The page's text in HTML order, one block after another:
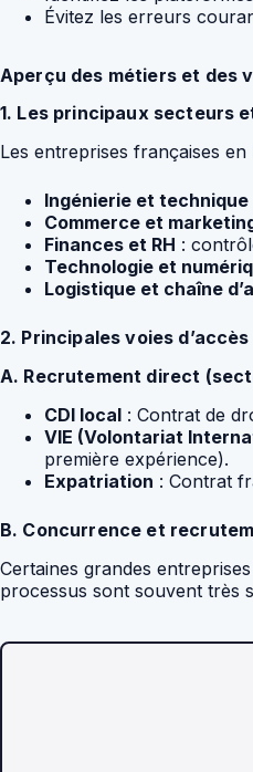
Évitez les erreurs
Aperçu des métiers et des
1. Les principaux secteurs
Les entreprises françaises
Ingénierie et technique
Commerce et
Finances et RH :
Technologie et
Logistique et chaîne
2. Principales voies d’accès
A. Recrutement direct
CDI local : Contrat de
VIE (Volontariat
première expérience).
Expatriation : Contrat
B. Concurrence et
Certaines grandes
processus sont souvent très